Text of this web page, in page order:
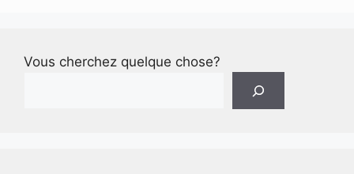
Vous cherchez quelque chose?